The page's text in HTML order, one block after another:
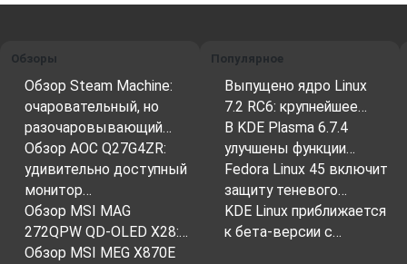
Обзоры
Обзор Steam Machine:
очаровательный, но
разочаровывающий…
Обзор AOC Q27G4ZR:
удивительно доступный
монитор…
Обзор MSI MAG
272QPW QD-OLED X28:…
Обзор MSI MEG X870E
Популярное
Выпущено ядро Linux
7.2 RC6: крупнейшее…
В KDE Plasma 6.7.4
улучшены функции…
Fedora Linux 45 включит
защиту теневого…
KDE Linux приближается
к бета-версии с…